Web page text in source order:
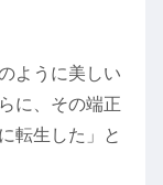
ように美しい
に、その端正
転生した」と